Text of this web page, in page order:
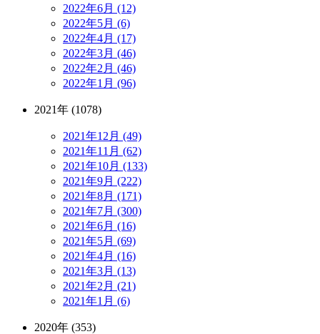
2022年6月 (12)
2022年5月 (6)
2022年4月 (17)
2022年3月 (46)
2022年2月 (46)
2022年1月 (96)
2021年 (1078)
2021年12月 (49)
2021年11月 (62)
2021年10月 (133)
2021年9月 (222)
2021年8月 (171)
2021年7月 (300)
2021年6月 (16)
2021年5月 (69)
2021年4月 (16)
2021年3月 (13)
2021年2月 (21)
2021年1月 (6)
2020年 (353)